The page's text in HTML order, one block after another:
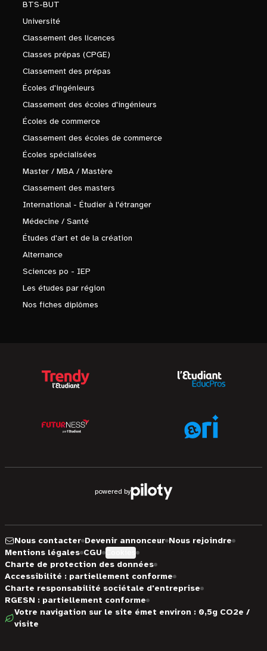
BTS-BUT
Université
Classement des licences
Classes prépas (CPGE)
Classement des prépas
Écoles d'ingénieurs
Classement des écoles d'ingénieurs
Écoles de commerce
Classement des écoles de commerce
Écoles spécialisées
Master / MBA / Mastère
Classement des masters
International - Étudier à l'étranger
Médecine / Santé
Études d'art et de la création
Alternance
Sciences po - IEP
Les études par région
Nos fiches diplômes
powered by
Nous contacter Devenir annonceur Nous rejoindre
Mentions légales CGU
Charte de protection des données
Accessibilité : partiellement conforme
Charte responsabilité sociétale d'entreprise
RGESN : partiellement conforme
Votre navigation sur le site émet environ : 0,5g CO2e /
visite